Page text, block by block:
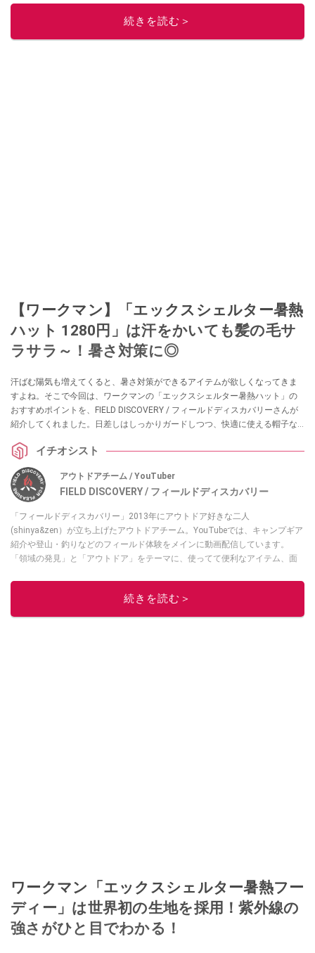
このイチオシストの他の記事を読む
続きを読む＞
【ワークマン】「エックスシェルター暑熱
ハット 1280円」は汗をかいても髪の毛サ
ラサラ～！暑さ対策に◎
汗ばむ陽気も増えてくると、暑さ対策ができるアイテムが欲しくなってきま
すよね。そこで今回は、ワークマンの「エックスシェルター暑熱ハット」の
おすすめポイントを、FIELD DISCOVERY / フィールドディスカバリーさんが
紹介してくれました。日差しはしっかりガードしつつ、快適に使える帽子な
イチオシスト
アウトドアチーム / YouTuber
FIELD DISCOVERY / フィールドディスカバリー
「フィールドディスカバリー」2013年にアウトドア好きな二人
(shinya&zen）が立ち上げたアウトドアチーム。YouTubeでは、キャンプギア
紹介や登山・釣りなどのフィールド体験をメインに動画配信しています。
「領域の発見」と「アウトドア」をテーマに、使ってて便利なアイテム、面
・YouTubeチャンネルは
続きを読む＞
ワークマン「エックスシェルター暑熱フー
ディー」は世界初の生地を採用！紫外線の
強さがひと目でわかる！